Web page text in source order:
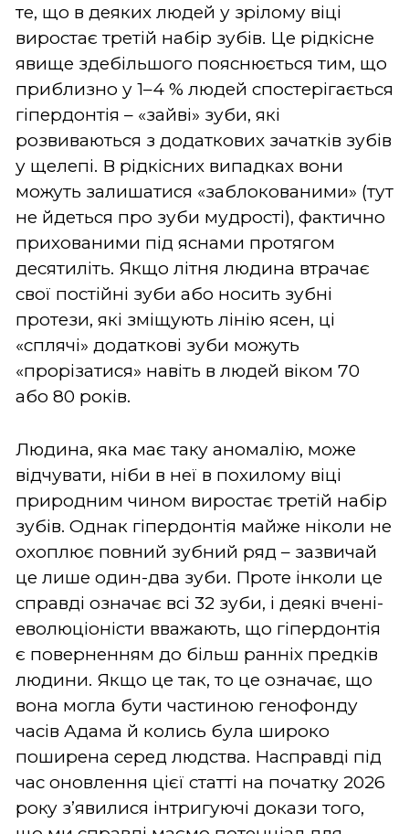
те, що в деяких людей у зрілому віці
виростає третій набір зубів. Це рідкісне
явище здебільшого пояснюється тим, що
приблизно у 1–4 % людей спостерігається
гіпердонтія – «зайві» зуби, які
розвиваються з додаткових зачатків зубів
у щелепі. В рідкісних випадках вони
можуть залишатися «заблокованими» (тут
не йдеться про зуби мудрості), фактично
прихованими під яснами протягом
десятиліть. Якщо літня людина втрачає
свої постійні зуби або носить зубні
протези, які зміщують лінію ясен, ці
«сплячі» додаткові зуби можуть
«прорізатися» навіть в людей віком 70
або 80 років.
Людина, яка має таку аномалію, може
відчувати, ніби в неї в похилому віці
природним чином виростає третій набір
зубів. Однак гіпердонтія майже ніколи не
охоплює повний зубний ряд – зазвичай
це лише один-два зуби. Проте інколи це
справді означає всі 32 зуби, і деякі вчені-
еволюціоністи вважають, що гіпердонтія
є поверненням до більш ранніх предків
людини. Якщо це так, то це означає, що
вона могла бути частиною генофонду
часів Адама й колись була широко
поширена серед людства. Насправді під
час оновлення цієї статті на початку 2026
року з’явилися інтригуючі докази того,